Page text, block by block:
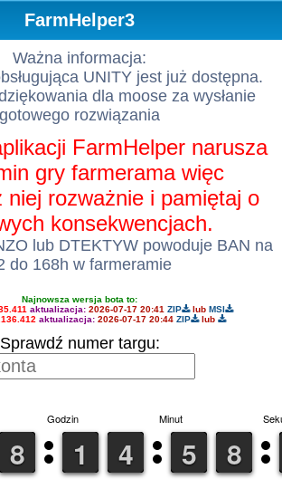
FarmHelper3
Ważna informacja:
UNITY jest już dostępna.
dla moose za wysłanie
gotowego rozwiązania
FarmHelper narusza
gry farmerama więc
niej rozważnie i pamiętaj o
konsekwencjach.
lub DTEKTYW powoduje BAN na
do 168h w farmeramie
Najnowsza wersja bota to:
aktualizacja: 2026-07-17 20:41 ZIP lub MSI
aktualizacja: 2026-07-17 20:44 ZIP lub
Sprawdź numer targu: